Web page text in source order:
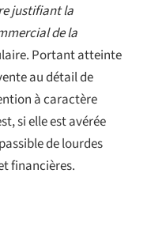
justifiant la
de la
Portant atteinte
au détail de
à caractère
si elle est avérée
de lourdes
financières.